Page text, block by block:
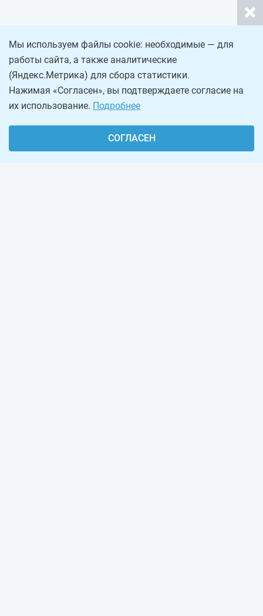
Мы используем файлы cookie: необходимые — для
работы сайта, а также аналитические
(Яндекс.Метрика) для сбора статистики.
Нажимая «Согласен», вы подтверждаете согласие на
их использование. Подробнее
СОГЛАСЕН